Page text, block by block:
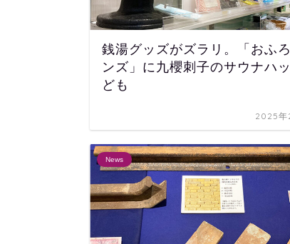
銭湯グッズがズラリ。「おふ
ンズ」に九櫻刺子のサウナハ
ども
2025年
News